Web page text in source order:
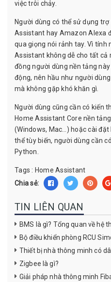
việc trôi chảy.
Người dùng có thể sử dụng
Assistant hay Amazon Alexa
qua giọng nói rảnh tay. Vì tính
Assistant không dễ cho tất cả
đồng người dùng nền tảng
động, nên hầu như người
mà không gặp khó khăn gì.
Người dùng cũng cần có kiến
Home Assistant Core nền
(Windows, Mac…) hoặc cài
thể tùy biến, người dùng cần
Python.
Tags : Home Assistant
Chia sẻ:
TIN LIÊN QUAN
BMS là gì? Tổng quan về hệ
Bộ điều khiển phòng RCU
Thiết bị nhà thông minh có
Zigbee là gì?
Giải pháp nhà thông minh